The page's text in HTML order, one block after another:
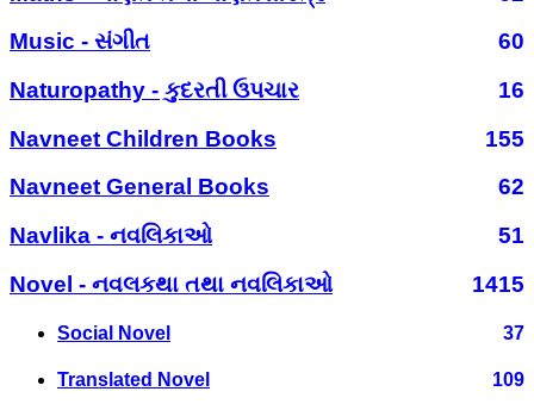
Music - સંગીત
60
Naturopathy - કુદરતી ઉપચાર
16
Navneet Children Books
155
Navneet General Books
62
Navlika - નવલિકાઓ
51
Novel - નવલકથા તથા નવલિકાઓ
1415
Social Novel 37
Translated Novel 109